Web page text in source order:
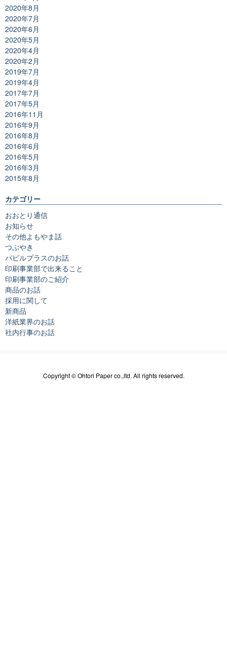
2020年8月
2020年7月
2020年6月
2020年5月
2020年4月
2020年2月
2019年7月
2019年4月
2017年7月
2017年5月
2016年11月
2016年9月
2016年8月
2016年6月
2016年5月
2016年3月
2015年8月
カテゴリー
おおとり通信
お知らせ
その他よもやま話
つぶやき
パピルプラスのお話
印刷事業部で出来ること
印刷事業部のご紹介
商品のお話
採用に関して
新商品
洋紙業界のお話
社内行事のお話
Copyright © Ohtori Paper co.,ltd. All rights reserved.